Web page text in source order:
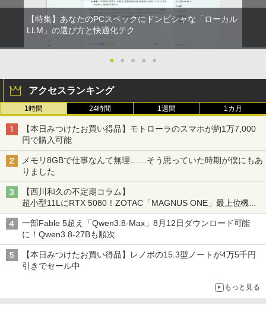
【特集】あなたのPCスペックにドンピシャな「ローカル
LLM」の選び方と快適化テク
● ● ● ● ●
アクセスランキング
1時間 24時間 1週間 1カ月
【本日みつけたお買い得品】モトローラのスマホが約1万7,000
円で購入可能
メモリ8GBで仕事なんて無理……そう思っていた時期が僕にもあ
りました
【西川和久の不定期コラム】
超小型11LにRTX 5080！ZOTAC「MAGNUS ONE」最上位機の
実力を探る
一部Fable 5超え「Qwen3.8-Max」8月12日ダウンロード可能
に！Qwen3.8-27Bも順次
【本日みつけたお買い得品】レノボの15.3型ノートが4万5千円
引きでセール中
もっと見る